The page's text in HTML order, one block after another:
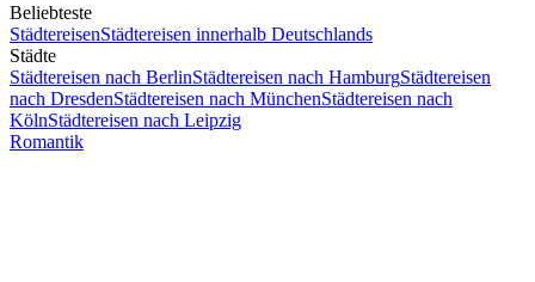
Beliebteste
StädtereisenStädtereisen innerhalb Deutschlands
Städte
Städtereisen nach BerlinStädtereisen nach HamburgStädtereisen
nach DresdenStädtereisen nach MünchenStädtereisen nach
KölnStädtereisen nach Leipzig
Romantik